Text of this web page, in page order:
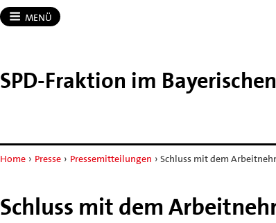
MENÜ
SPD-​Fraktion im
Home › Presse › Pressemitteilungen › Schluss mit dem
Schluss mit dem